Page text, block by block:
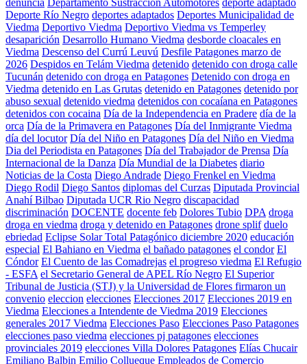
denuncia Departamento Sustracción Automotores deporte adaptado
Deporte Río Negro deportes adaptados Deportes Municipalidad de
Viedma Deportivo Viedma Deportivo Viedma vs Temperley
desaparición Desarrollo Humano Viedma desborde cloacales en
Viedma Descenso del Currú Leuvú Desfile Patagones marzo de
2026 Despidos en Telám Viedma detenido detenido con droga calle
Tucunán detenido con droga en Patagones Detenido con droga en
Viedma detenido en Las Grutas detenido en Patagones detenido por
abuso sexual detenido viedma detenidos con cocaíana en Patagones
detenidos con cocaina Día de la Independencia en Pradere día de la
orca Día de la Primavera en Patagones Día del Inmigrante Viedma
día del locutor Día del Niño en Patagones Día del Niño en Viedma
Dia del Periodista en Patagones Día del Trabajador de Prensa Día
Internacional de la Danza Día Mundial de la Diabetes diario
Noticias de la Costa Diego Andrade Diego Frenkel en Viedma
Diego Rodil Diego Santos diplomas del Curzas Diputada Provincial
Anahí Bilbao Diputada UCR Rio Negro discapacidad
discriminación DOCENTE docente feb Dolores Tubio DPA droga
droga en viedma droga y detenido en Patagones drone splif duelo
ebriedad Eclipse Solar Total Patagónico diciembre 2020 educación
especial El Bahiano en Viedma el bañado patagones el condor El
Cóndor El Cuento de las Comadrejas el progreso viedma El Refugio
- ESFA el Secretario General de APEL Río Negro El Superior
Tribunal de Justicia (STJ) y la Universidad de Flores firmaron un
convenio eleccion elecciones Elecciones 2017 Elecciones 2019 en
Viedma Elecciones a Intendente de Viedma 2019 Elecciones
generales 2017 Viedma Elecciones Paso Elecciones Paso Patagones
elecciones paso viedma elecciones pj patagones elecciones
provinciales 2019 elecciones Villa Dolores Patagones Elías Chucair
Emiliano Balbin Emilio Collueque Empleados de Comercio